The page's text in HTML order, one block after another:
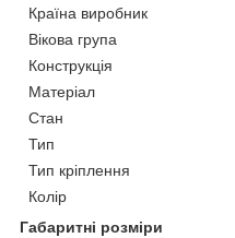
Країна виробник
Вікова група
Конструкція
Матеріал
Стан
Тип
Тип кріплення
Колір
Габаритні розміри